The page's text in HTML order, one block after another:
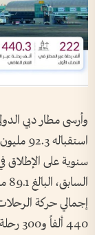
وأرسى مطار دبي
سنوية على الإطلاق في